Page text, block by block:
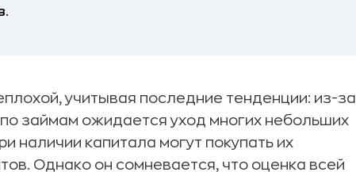
учитывая последние тенденции: из-за
займам ожидается уход многих небольших
наличии капитала могут покупать их
Однако он сомневается, что оценка всей